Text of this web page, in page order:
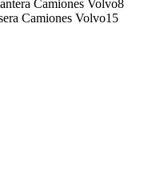
Camiones Volvo8
Camiones Volvo15